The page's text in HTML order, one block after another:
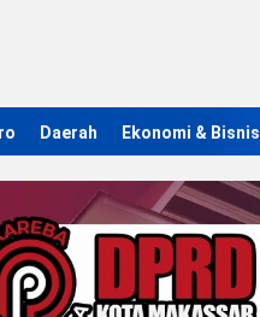
Daerah Ekonomi & Bisnis